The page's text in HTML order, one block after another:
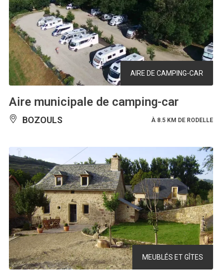
AIRE DE CAMPING-CAR
Aire municipale de camping-car
BOZOULS À 8.5 KM DE RODELLE
MEUBLÉS ET GÎTES